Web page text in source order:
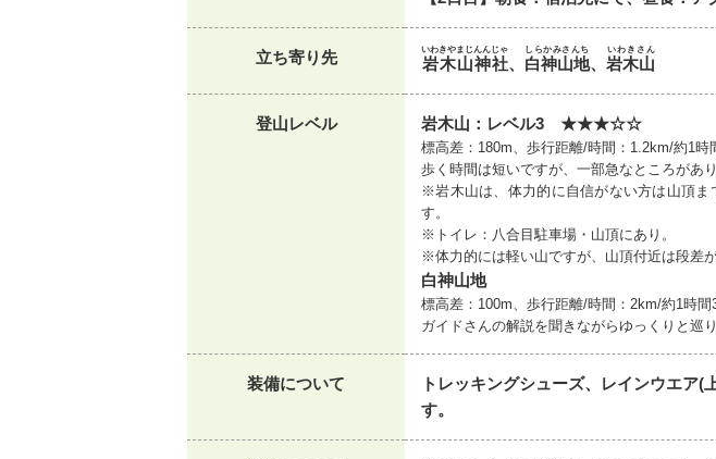
立ち寄り先 岩木山神社
いわきやまじんんじゃ
、 白神山地
しらかみさんち
、 岩木山
いわきさん
登山レベル 岩木山：レベル3 ★★★☆☆
標高差：180m、歩行距離/時間：1.2km/約1時
歩く時間は短いですが、一部急なところがあ
※岩木山は、体力的に自信がない方は山頂ま
す。
※トイレ：八合目駐車場・山頂にあり。
※体力的には軽い山ですが、山頂付近は段差
白神山地
標高差：100m、歩行距離/時間：2km/約1時間
ガイドさんの解説を聞きながらゆっくりと巡
装備について
トレッキングシューズ、レインウエア
す。